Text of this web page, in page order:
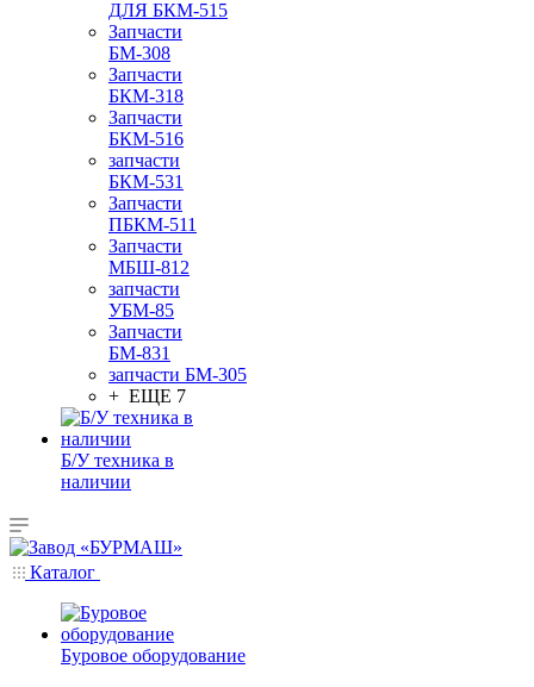
ДЛЯ БКМ-515
Запчасти
БМ-308
Запчасти
БКМ-318
Запчасти
БКМ-516
запчасти
БКМ-531
Запчасти
ПБКМ-511
Запчасти
МБШ-812
запчасти
УБМ-85
Запчасти
БМ-831
запчасти БМ-305
+ ЕЩЕ 7
Б/У техника в
наличии
Каталог
Буровое оборудование